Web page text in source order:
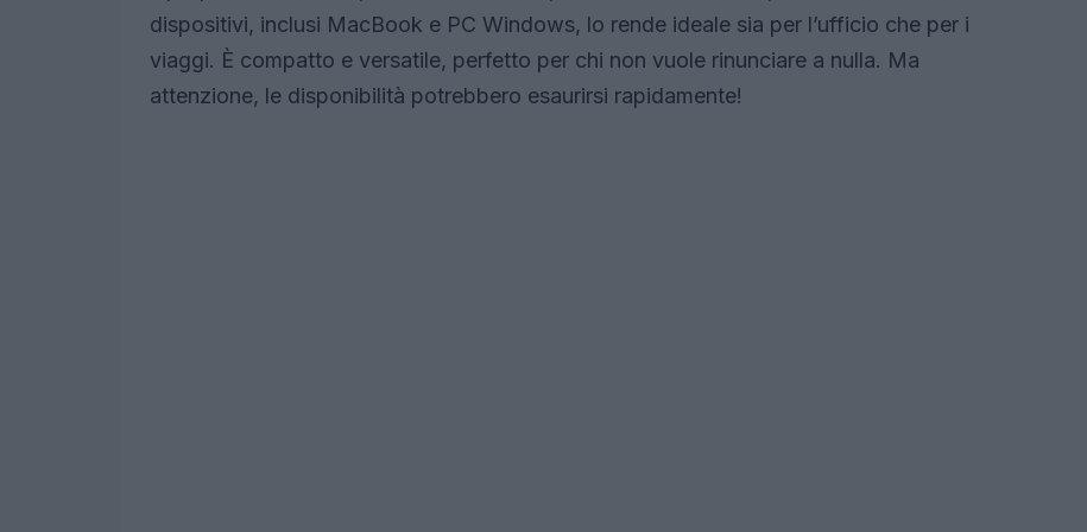
dispositivi, inclusi MacBook e PC Windows, lo rende ideale sia per l’ufficio che per i
viaggi. È compatto e versatile, perfetto per chi non vuole rinunciare a nulla. Ma
attenzione, le disponibilità potrebbero esaurirsi rapidamente!